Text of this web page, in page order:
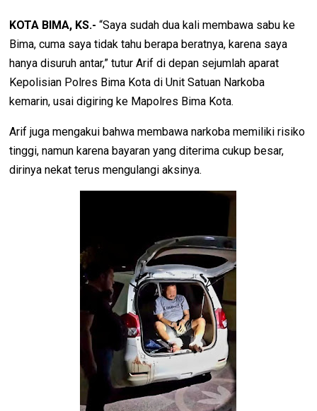
KOTA BIMA, KS.-“Saya sudah dua kali membawa sabu ke
Bima, cuma saya tidak tahu berapa beratnya, karena saya
hanya disuruh antar,” tutur Arif di depan sejumlah aparat
Kepolisian Polres Bima Kota di Unit Satuan Narkoba
kemarin, usai digiring ke Mapolres Bima Kota.
Arif juga mengakui bahwa membawa narkoba memiliki risiko
tinggi, namun karena bayaran yang diterima cukup besar,
dirinya nekat terus mengulangi aksinya.